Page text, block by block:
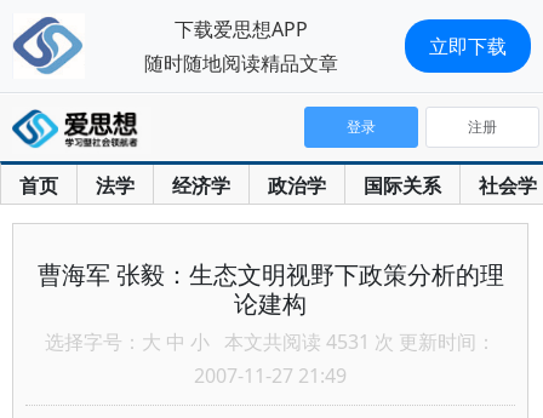
首页 法学 经济学 政治学 国际关系 社会学
登录 注册
曹海军 张毅：生态文明视野下政策分析的理
论建构
选择字号： 大 中 小 本文共阅读 4531 次 更新时间：
2007-11-27 21:49
下载爱思想APP
随时随地阅读精品文章
立即下载